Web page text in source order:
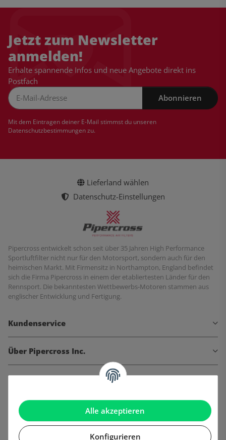
Alle akzeptieren
Konfigurieren
Jetzt zum Newsletter
anmelden!
Erhalte spannende Infos und neue Angebote direkt ins
Postfach
Abonnieren
Mit dem Eintragen deiner E-Mail stimmst du unseren
Datenschutzbestimmungenzu.
Lieferland wählen
Datenschutz-Einstellungen
Pipercross entwickelt schon seit über 35 Jahren High Performance
Sportluftfilter nicht nur für den Motorsport, sondern auch für den
heimischen Markt. Mit Firmensitz in Northampton, England befindet
sich die Firma Pipercross in einem der etabliertesten Länder für den
Rennsport. Die bekanntesten Wettbewerbs-Motoren stammen aus
englischer Entwicklung und Fertigung.
Kundenservice
Über Pipercross Inc.
Informationen
Gesetzliche Informationen